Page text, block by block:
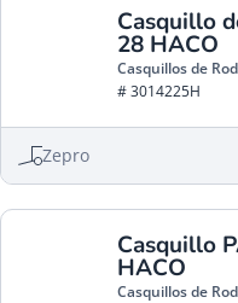
Casquillo
28 HACO
Casquillos de
# 3014225H
Zepro
Casquillo
HACO
Casquillos de